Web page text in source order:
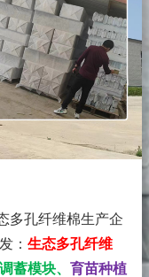
多孔纤维棉生产企
： 生态多孔纤维
蓄模块、 育苗种植